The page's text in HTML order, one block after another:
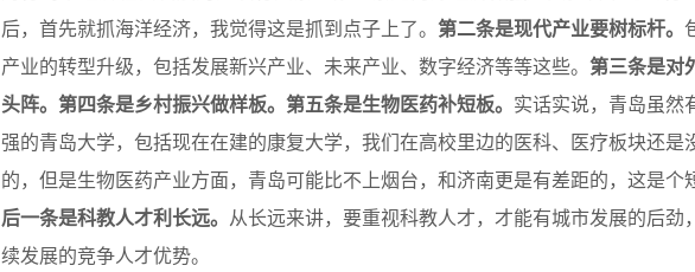
后，首先就抓海洋经济，我觉得这是抓到点子上了。 第二条是现代产业要树标杆。
产业的转型升级，包括发展新兴产业、未来产业、数字经济等等这些。 第三条是对
头阵。第四条是乡村振兴做样板。第五条是生物医药补短板。 实话实说，青岛虽然
强的青岛大学，包括现在在建的康复大学，我们在高校里边的医科、医疗板块还是
的，但是生物医药产业方面，青岛可能比不上烟台，和济南更是有差距的，这是个
后一条是科教人才利长远。
从长远来讲，要重视科教人才，才能有城市发展的后劲
续发展的竞争人才优势。